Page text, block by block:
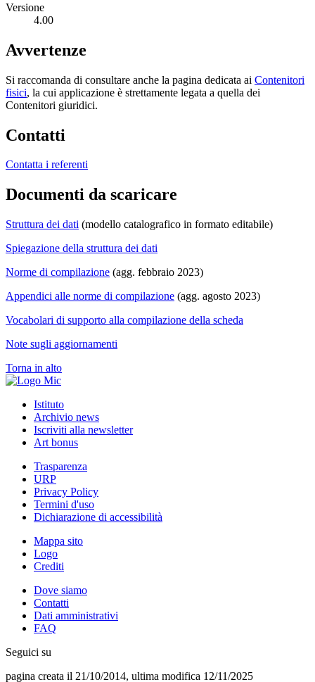
Versione
4.00
Avvertenze
Si raccomanda di consultare anche la pagina dedicata ai Contenitori
fisici, la cui applicazione è strettamente legata a quella dei
Contenitori giuridici.
Contatti
Contatta i referenti
Documenti da scaricare
Struttura dei dati (modello catalografico in formato editabile)
Spiegazione della struttura dei dati
Norme di compilazione (agg. febbraio 2023)
Appendici alle norme di compilazione (agg. agosto 2023)
Vocabolari di supporto alla compilazione della scheda
Note sugli aggiornamenti
Torna in alto
Istituto
Archivio news
Iscriviti alla newsletter
Art bonus
Trasparenza
URP
Privacy Policy
Termini d'uso
Dichiarazione di accessibilità
Mappa sito
Logo
Crediti
Dove siamo
Contatti
Dati amministrativi
FAQ
Seguici su
pagina creata il 21/10/2014, ultima modifica 12/11/2025